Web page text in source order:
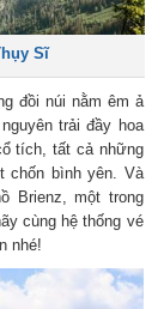
Sĩ
đồi núi nằm êm ả
trải đầy hoa
tích, tất cả những
chốn bình yên. Và
Brienz, một trong
cùng hệ thống vé
nhé!